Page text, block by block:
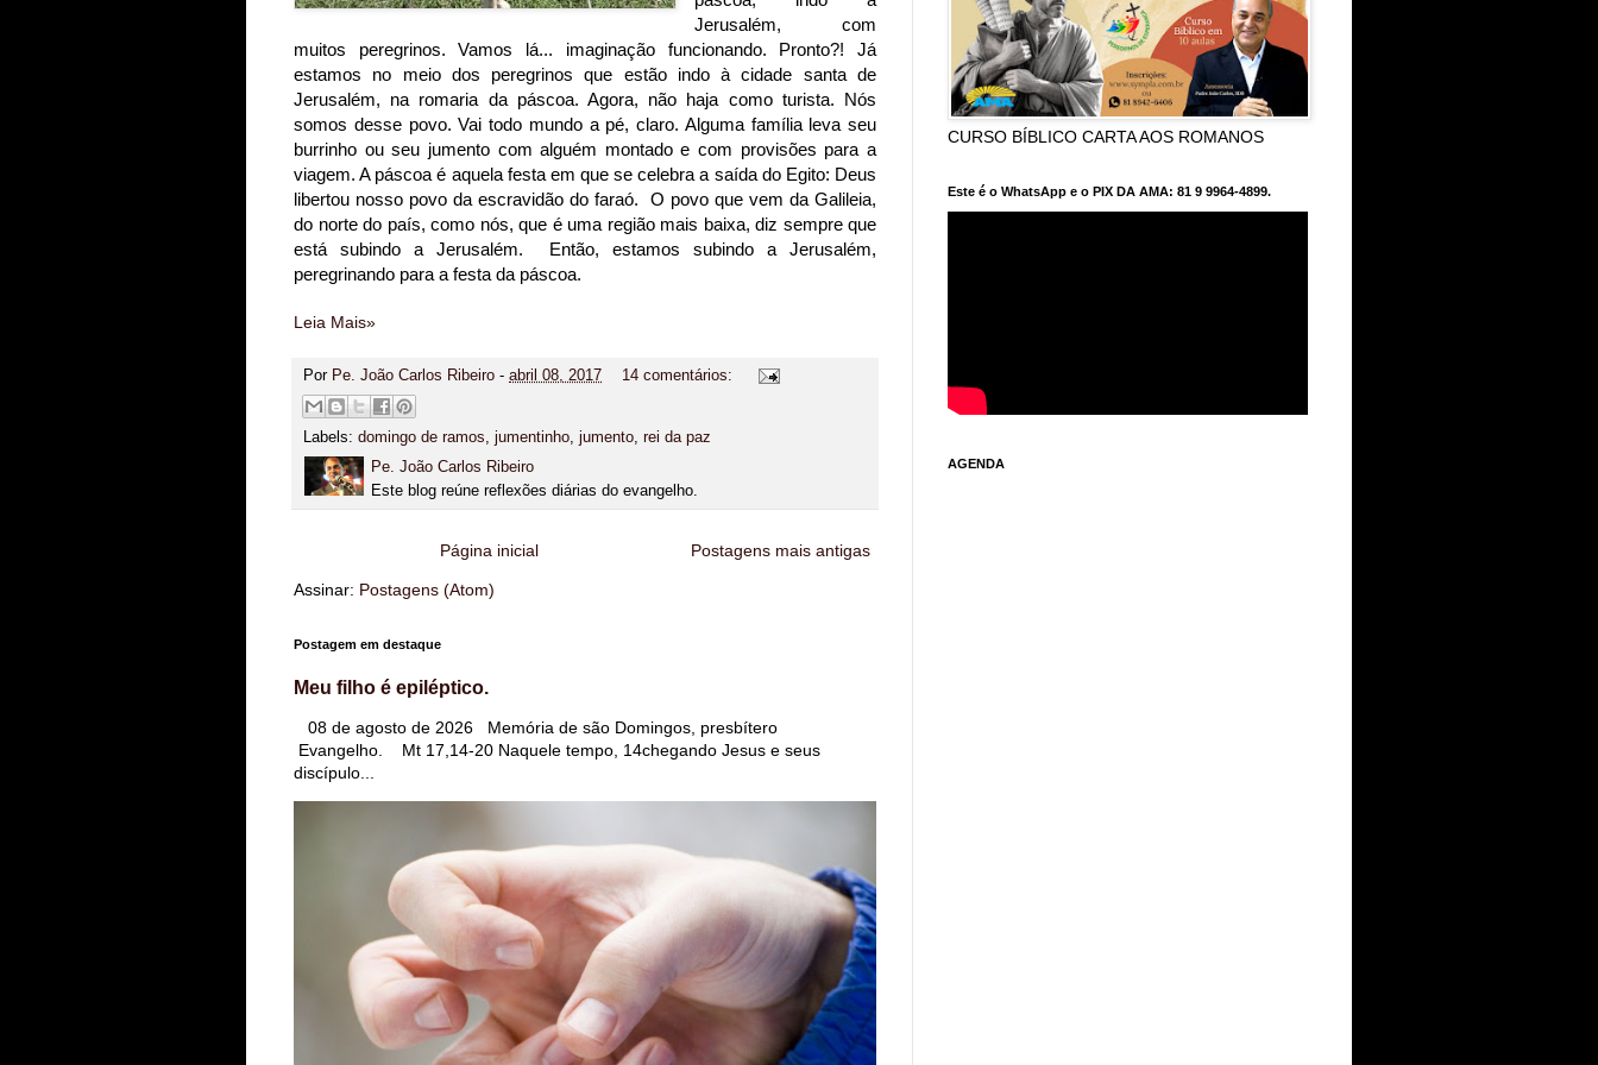
Jerusalém, com
muitos peregrinos. Vamos lá... imaginação funcionando. Pronto?! Já
estamos no meio dos peregrinos que estão indo à cidade santa de
Jerusalém, na romaria da páscoa. Agora, não haja como turista. Nós
somos desse povo. Vai todo mundo a pé, claro. Alguma família leva seu
burrinho ou seu jumento com alguém montado e com provisões para a
viagem. A páscoa é aquela festa em que se celebra a saída do Egito: Deus
libertou nosso povo da escravidão do faraó. O povo que vem da Galileia,
do norte do país, como nós, que é uma região mais baixa, diz sempre que
está subindo a Jerusalém. Então, estamos subindo a Jerusalém,
peregrinando para a festa da páscoa.
Leia Mais»
Por Pe. João Carlos Ribeiro - abril 08, 2017 14 comentários:
Labels: domingo de ramos, jumentinho, jumento, rei da paz
Pe. João Carlos Ribeiro
Este blog reúne reflexões diárias do evangelho.
Postagens mais antigas
Página inicial
Assinar: Postagens (Atom)
Postagem em destaque
Meu filho é epiléptico.
08 de agosto de 2026 Memória de são Domingos, presbítero
Evangelho. Mt 17,14-20 Naquele tempo, 14chegando Jesus e seus
discípulo...
CURSO BÍBLICO CARTA AOS ROMANOS
Este é o WhatsApp e o PIX DA AMA: 81 9 9964-4899.
AGENDA